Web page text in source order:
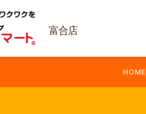
富合店
HOME